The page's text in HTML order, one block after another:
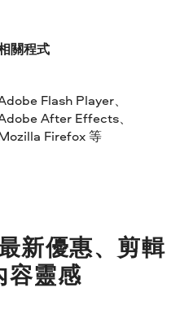
關程式
Flash Player、
After Effects、
Firefox 等
新優惠、剪輯
容靈感